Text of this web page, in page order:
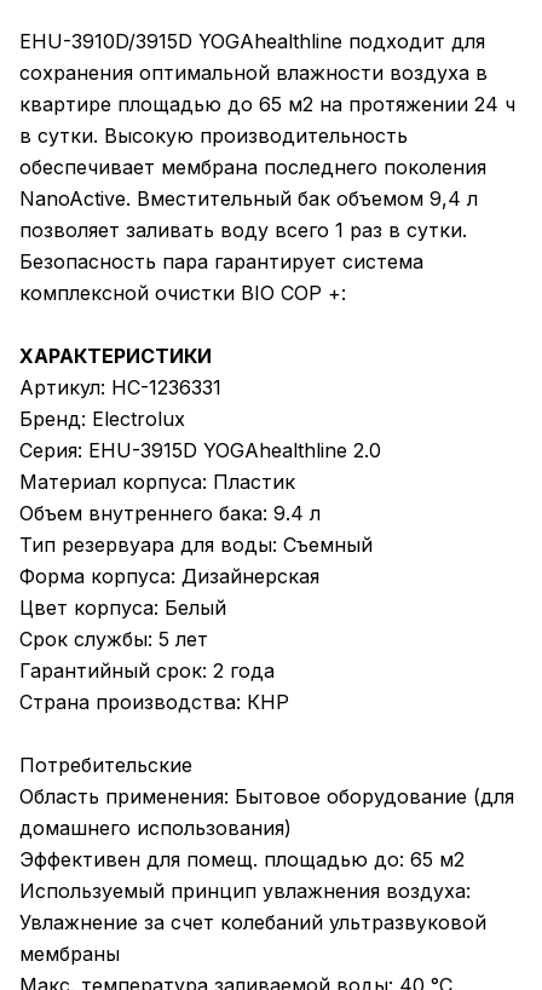
EHU-3910D/3915D YOGAhealthline подходит для
сохранения оптимальной влажности воздуха в
квартире площадью до 65 м2 на протяжении 24 ч
в сутки. Высокую производительность
обеспечивает мембрана последнего поколения
NanoActive. Вместительный бак объемом 9,4 л
позволяет заливать воду всего 1 раз в сутки.
Безопасность пара гарантирует система
комплексной очистки BIO COP +:
ХАРАКТЕРИСТИКИ
Артикул: НС-1236331
Бренд: Electrolux
Серия: EHU-3915D YOGAhealthline 2.0
Материал корпуса: Пластик
Объем внутреннего бака: 9.4 л
Тип резервуара для воды: Съемный
Форма корпуса: Дизайнерская
Цвет корпуса: Белый
Срок службы: 5 лет
Гарантийный срок: 2 года
Страна производства: КНР
Потребительские
Область применения: Бытовое оборудование (для
домашнего использования)
Эффективен для помещ. площадью до: 65 м2
Используемый принцип увлажнения воздуха:
Увлажнение за счет колебаний ультразвуковой
мембраны